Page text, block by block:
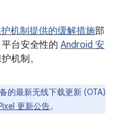
机制提供的缓解措施部
台安全性的 Android 安
机制。
的最新无线下载更新 (OTA)
更新公告。